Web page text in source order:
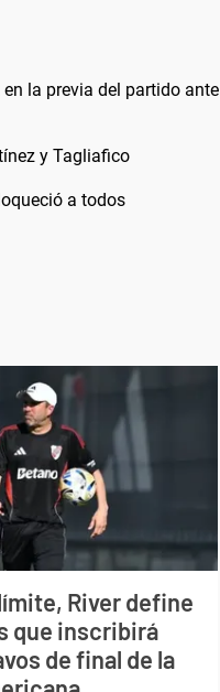
la previa del partido ante
y Tagliafico
a todos
River define
que inscribirá
de final de la